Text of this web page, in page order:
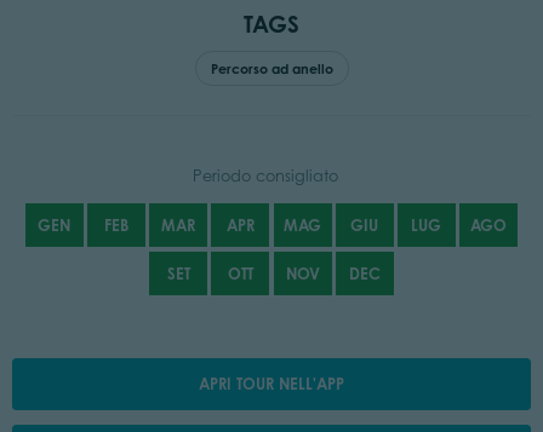
TAGS
Percorso ad anello
Periodo consigliato
GEN FEB MAR APR MAG GIU LUG AGO
SET OTT NOV DEC
APRI TOUR NELL'APP